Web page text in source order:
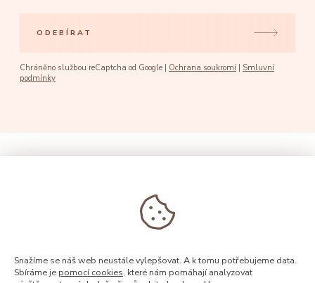
ODEBÍRAT
Chráněno službou reCaptcha od Google | Ochrana soukromí
Smluvní
podmínky
Snažíme se náš web neustále vylepšovat. A k tomu potřebujeme data.
Sbíráme je pomocí cookies, které nám pomáhají analyzovat